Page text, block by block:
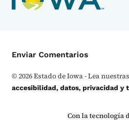
Menú de Contacto
Enviar Comentarios
©2026Estado de Iowa - Lea nuestras
accesibilidad, datos, privacidad y
Con la tecnología